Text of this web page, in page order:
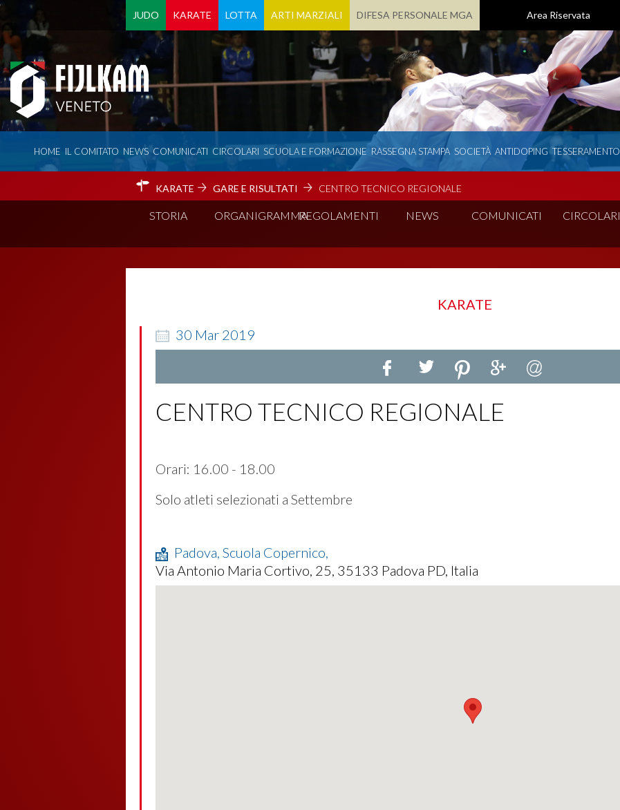
JUDO KARATE LOTTA ARTI MARZIALI DIFESA PERSONALE MGA Area Riservata
HOME IL COMITATO NEWS COMUNICATI CIRCOLARI SCUOLA E FORMAZIONE RASSEGNA STAMPA SOCIETÀ ANTIDOPING TESSERAMENTO
KARATE GARE E RISULTATI CENTRO TECNICO REGIONALE
STORIA ORGANIGRAMMAREGOLAMENTI NEWS COMUNICATI CIRCOLARI
KARATE
30 Mar 2019
CENTRO TECNICO REGIONALE
Orari: 16.00 - 18.00
Solo atleti selezionati a Settembre
Padova, Scuola Copernico,
Via Antonio Maria Cortivo, 25, 35133 Padova PD, Italia